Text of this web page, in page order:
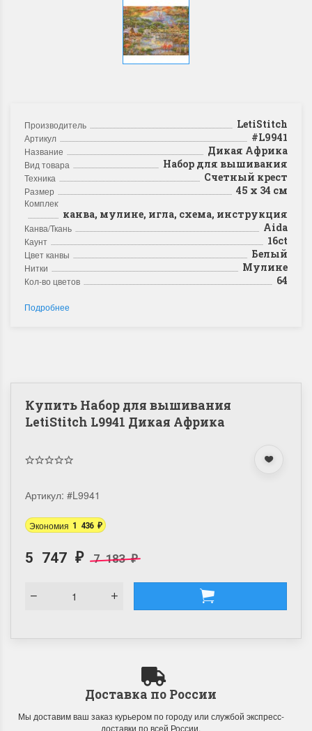
Производитель LetiStitch
Артикул #L9941
Название Дикая Африка
Вид товара Набор для вышивания
Техника Счетный крест
Размер 45 x 34 см
Комплектация
канва, мулине, игла, схема, инструкция
Канва/Ткань Aida
Каунт 16ct
Цвет канвы Белый
Нитки Мулине
Кол-во цветов 64
Подробнее
Купить Набор для вышивания
LetiStitch L9941 Дикая Африка
Артикул: #L9941
Экономия 1 436 ₽
5 747 ₽ 7 183₽
Доставка по России
Мы доставим ваш заказ курьером по городу или службой экспресс-
доставки по всей России.